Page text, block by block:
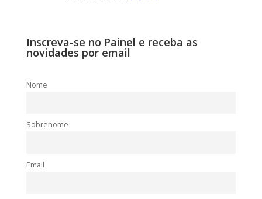
Inscreva-se no Painel e receba as
novidades por email
Nome
Sobrenome
Email